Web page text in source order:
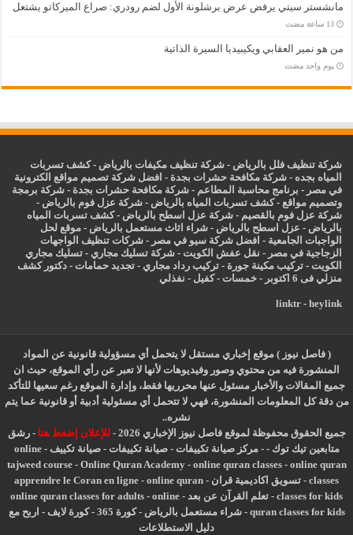
مانشستر سيتي يرفض عرض برشلونة الأول لضم رودري: صراع الميركاتو يشتعل
‏13 ساعة مضت
من هو نمير العقابي ويكيبيديا السيرة الذاتية
‏يوم واحد مضت
شركة تنظيف فلل بالرياض -شركة تنظيف مكيفات بالرياض -كشف تسربات
المياه بجده -شركة مكافحة حشرات بجدة - افضل شركة تصميم مواقع الكترونية
في مصر - برنامج محاسبة المطاعم -شركة مكافحة حشرات بجدة -شركة برمجة
وتصميم مواقع -كشف تسربات المياه بالرياض -شركة عزل فوم بالرياض -
شركة عزل فوم بالقصيم -شركة عزل اسطح بالرياض -كشف تسربات المياه
بالرياض - عزل اسطح بالرياض -شراء اثاث مستعمل بالرياض - موقع لحل
الواجبات الجامعية - افضل شركة سيو في مصر -شركات تنظيف الواجهات
الزجاجية في مصر - نقل عفش الكويت -شركة تسليك مجاري -تسليك مجاري
الكويت -تركيب مكينة جورة -تركيب رداد مجاري -تجديد حمامات -دكتور كشف
منزلي فى 6 اكتوبر
-خمسات -كفيل - نفذلي
linktr- heylink
( فاصل نيوز ) موقع إخباري مستقل لا يتحمل أي مسؤولية قانونية عن المواد
المنشورة فيه من محتوي وصور وفيديوهات لأنها لا تعبر عن رأي الموقع، حيث ان
جميع المقالات والأخبار مسئول عنها محرريها فقط، وإدارة الموقع رغم سعيها للتأكد
من دقة كل المعلومات المنشورة، فهي لا تتحمل أي مسئولية أدبية أو قانونية عما يتم
نشره..
جميع الحقوق محفوظة لموقع فاصل نيوز الإخباري 2026 -
للإعلان إضغط هنا -رشق
متابعين تيك توك -
-مركز صيانة تكييفات -صيانة تكييفات -صيانة تكييف -
online
tajweed course- Online Quran Academy- online quran classes- online quran
classes
- تسويق اكاديمية قران -
apprendre le Coran en ligne - online quran
classes for kids
- تعلم القرآن عن بعد -
online quran classes for adults - online
quran classes for kids
-شراء مستعمل بالرياض -كورة 365 -كورة لايف - اربح مع
دليل الاستطلاعات